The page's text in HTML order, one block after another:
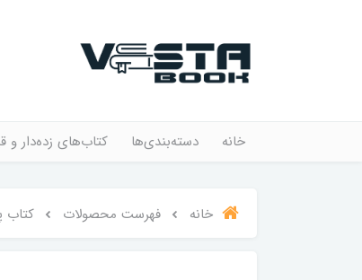
خانه دسته‌بندی‌ها کتاب‌های زده‌دار و
خانه فهرست محصولات کتاب